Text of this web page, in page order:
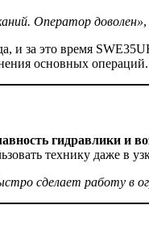
Оператор доволен»
за это время
основных операций.
гидравлики и
технику даже в
сделает работу в